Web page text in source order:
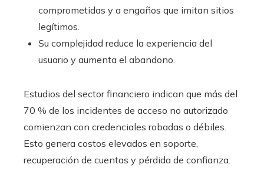
comprometidas y a engaños que imitan sitios
legítimos.
Su complejidad reduce la experiencia del
usuario y aumenta el abandono.
Estudios del sector financiero indican que más del
70 % de los incidentes de acceso no autorizado
comienzan con credenciales robadas o débiles.
Esto genera costos elevados en soporte,
recuperación de cuentas y pérdida de confianza.